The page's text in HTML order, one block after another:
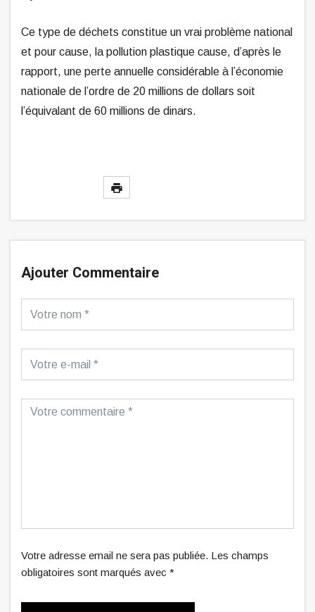
Ce type de déchets constitue un vrai problème national
et pour cause, la pollution plastique cause, d’après le
rapport, une perte annuelle considérable à l’économie
nationale de l’ordre de 20 millions de dollars soit
l’équivalant de 60 millions de dinars.
Ajouter Commentaire
Votre adresse email ne sera pas publiée. Les champs
obligatoires sont marqués avec *